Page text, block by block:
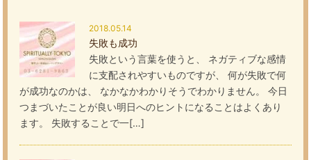
2018.05.14
失敗も成功
失敗という言葉を使うと、 ネガティブな感情
に支配されやすいものですが、 何が失敗で何
が成功なのかは、 なかなかわかりそうでわかりません。 今日
つまづいたことが良い明日へのヒントになることはよくあり
ます。 失敗することで一[…]